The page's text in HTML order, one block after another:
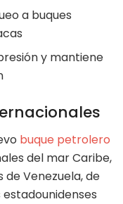
a buques
y mantiene
buque petrolero
del mar Caribe,
Venezuela, de